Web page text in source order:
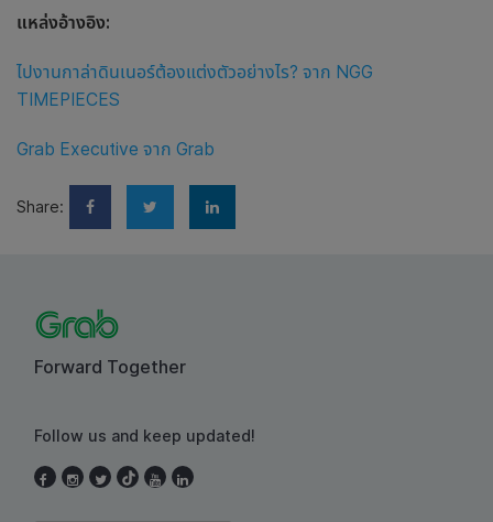
แหล่งอ้างอิง:
ไปงานกาล่าดินเนอร์ต้องแต่งตัวอย่างไร? จาก NGG
TIMEPIECES
Grab Executive จาก Grab
Share:
Forward Together
Follow us and keep updated!